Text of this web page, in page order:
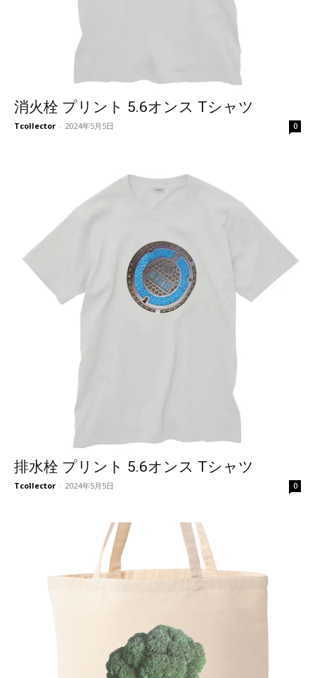
消火栓 プリント 5.6オンス Tシャツ
Tcollector - 2024年5月5日 0
排水栓 プリント 5.6オンス Tシャツ
Tcollector - 2024年5月5日 0